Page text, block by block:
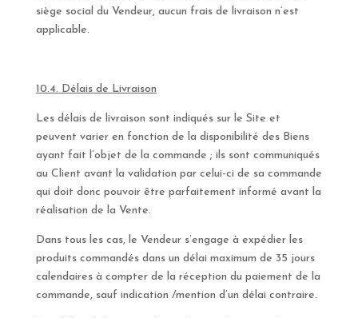
siège social du Vendeur, aucun frais de livraison n’est
applicable.
10.4. Délais de Livraison
Les délais de livraison sont indiqués sur le Site et
peuvent varier en fonction de la disponibilité des Biens
ayant fait l’objet de la commande ; ils sont communiqués
au Client avant la validation par celui-ci de sa commande
qui doit donc pouvoir être parfaitement informé avant la
réalisation de la Vente.
Dans tous les cas, le Vendeur s’engage à expédier les
produits commandés dans un délai maximum de 35 jours
calendaires à compter de la réception du paiement de la
commande, sauf indication /mention d’un délai contraire.